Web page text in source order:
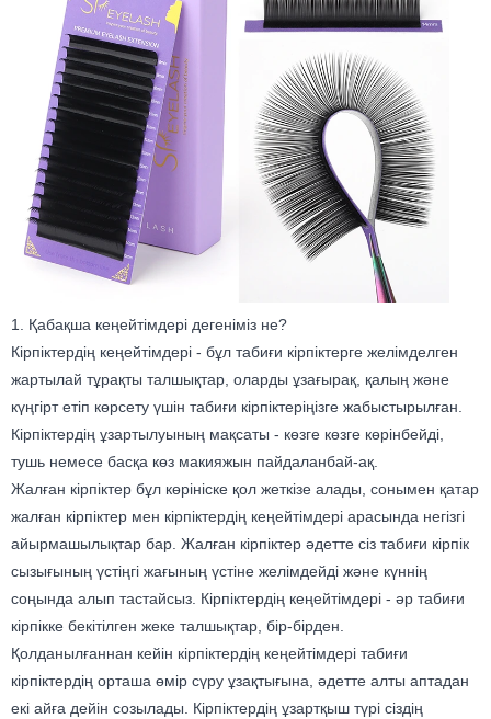
1. Қабақша кеңейтімдері дегеніміз не?
Кірпіктердің кеңейтімдері - бұл табиғи кірпіктерге желімделген
жартылай тұрақты талшықтар, оларды ұзағырақ, қалың және
күңгірт етіп көрсету үшін табиғи кірпіктеріңізге жабыстырылған.
Кірпіктердің ұзартылуының мақсаты - көзге көзге көрінбейді,
тушь немесе басқа көз макияжын пайдаланбай-ақ.
Жалған кірпіктер бұл көрініске қол жеткізе алады, сонымен қатар
жалған кірпіктер мен кірпіктердің кеңейтімдері арасында негізгі
айырмашылықтар бар. Жалған кірпіктер әдетте сіз табиғи кірпік
сызығының үстіңгі жағының үстіне желімдейді және күннің
соңында алып тастайсыз. Кірпіктердің кеңейтімдері - әр табиғи
кірпікке бекітілген жеке талшықтар, бір-бірден.
Қолданылғаннан кейін кірпіктердің кеңейтімдері табиғи
кірпіктердің орташа өмір сүру ұзақтығына, әдетте алты аптадан
екі айға дейін созылады. Кірпіктердің ұзартқыш түрі сіздің